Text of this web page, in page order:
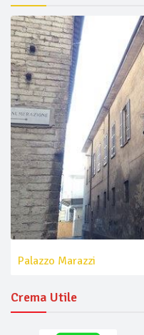
Palazzo Marazzi
Crema Utile